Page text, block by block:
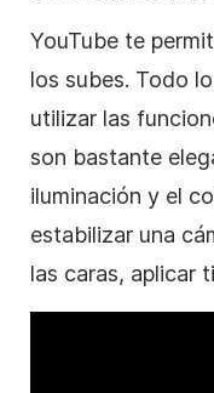
YouTube te
los subes. Todo
utilizar las
son bastante
iluminación y el
estabilizar una
las caras, aplicar